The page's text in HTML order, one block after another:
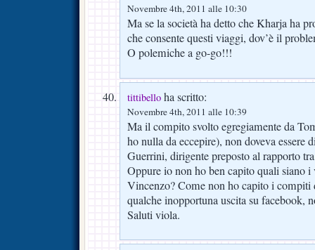
Novembre 4th, 2011 alle 10:30
Ma se la società ha detto che Kharja ha
che consente questi viaggi, dov’è il
O polemiche a go-go!!!
tittibello ha scritto:
Novembre 4th, 2011 alle 10:39
Ma il compito svolto egregiamente da
ho nulla da eccepire), non doveva essere
Guerrini, dirigente preposto al rapporto
Oppure io non ho ben capito quali siano
Vincenzo? Come non ho capito i compiti
qualche inopportuna uscita su facebook,
Saluti viola.